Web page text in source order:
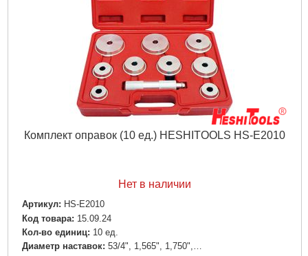
Комплект оправок (10 ед.) HESHITOOLS HS-E2010
Нет в наличии
Артикул: HS-E2010
Код товара: 15.09.24
Кол-во единиц: 10 ед.
Диаметр наставок: 53/4", 1,565", 1,750",…